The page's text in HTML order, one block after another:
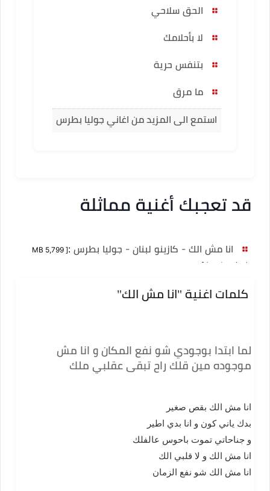
الحق سلاحي
لا بأحلامك
بتنفس حرية
ما مرق
استمع الى المزيد من اغاني جوليا بطرس
قد تعجبك أغنية مماثلة
انا مش الك - كازينو لبنان - جوليا بطرس :
[ MB 5,799
(no duration) ]
كلمات اغنية "انا مش الك"
لما ابتدا بوجودي شو نفع المكان و انا مش
موجوده مين قلك راح تبقى عقلبي ملك
انا مش الك بقص صغير
بدك ياني كون و انا بدي اطير
و جناحاتي تموت باحوس عالفلك
انا مش الك و لا قلبي الك
انا مش الك شو نفع الزمان